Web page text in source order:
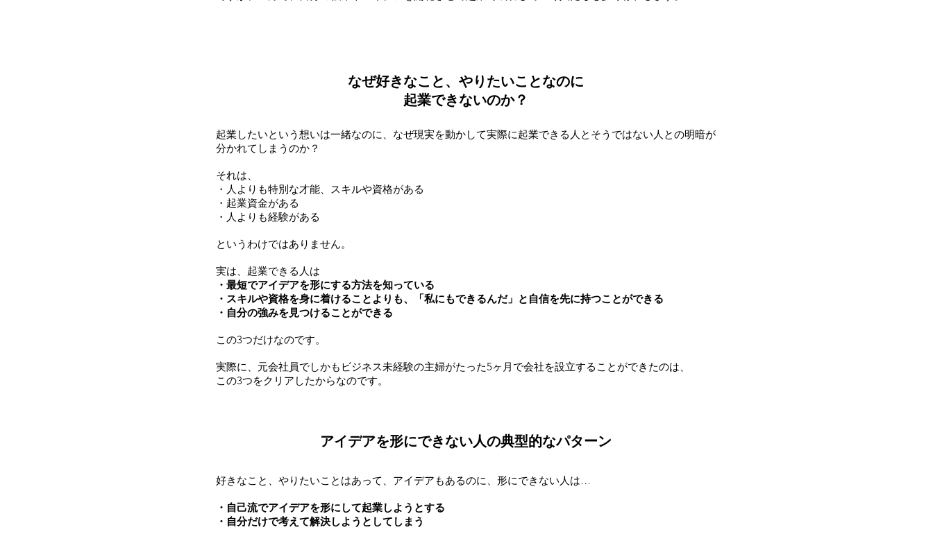
なぜ好きなこと、やりたいことなのに
起業できないのか？
起業したいという想いは一緒なのに、なぜ現実を動かして実際に起業できる人とそうではない人との明暗が
分かれてしまうのか？
それは、
・人よりも特別な才能、スキルや資格がある
・起業資金がある
・人よりも経験がある
というわけではありません。
実は、起業できる人は
・最短でアイデアを形にする方法を知っている
・スキルや資格を身に着けることよりも、「私にもできるんだ」と自信を先に持つことができる
・自分の強みを見つけることができる
この3つだけなのです。
実際に、元会社員でしかもビジネス未経験の主婦がたった5ヶ月で会社を設立することができたのは、
この3つをクリアしたからなのです。
アイデアを形にできない人の典型的なパターン
好きなこと、やりたいことはあって、アイデアもあるのに、形にできない人は…
・自己流でアイデアを形にして起業しようとする
・自分だけで考えて解決しようとしてしまう